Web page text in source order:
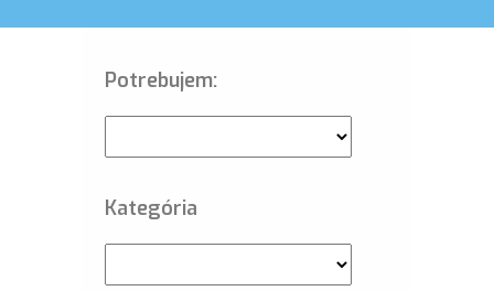
Potrebujem:
Kategória